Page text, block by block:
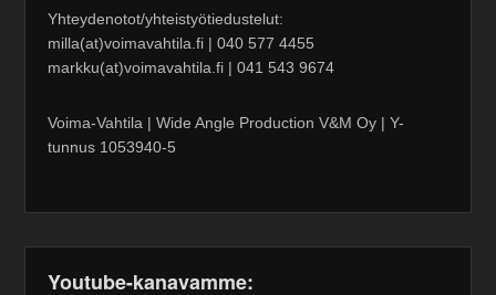
Yhteydenotot/yhteistyötiedustelut:
milla(at)voimavahtila.fi | 040 577 4455
markku(at)voimavahtila.fi | 041 543 9674
Voima-Vahtila | Wide Angle Production V&M Oy | Y-
tunnus 1053940-5
Youtube-kanavamme: